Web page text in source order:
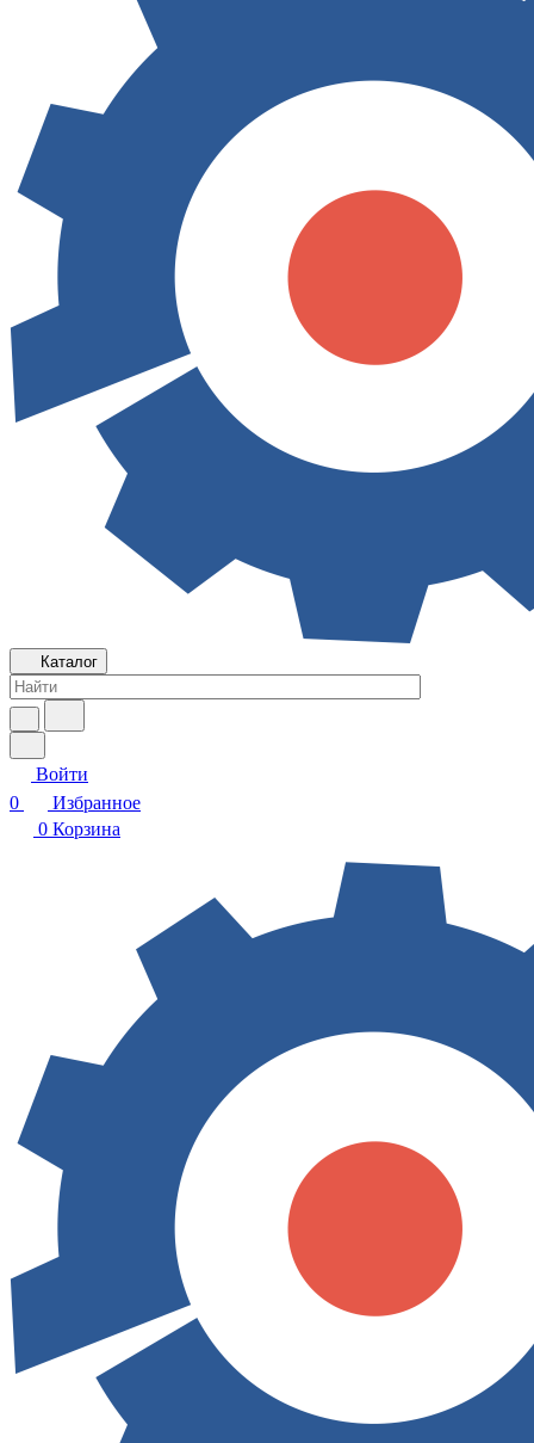
Каталог
Войти
0
Избранное
0 Корзина